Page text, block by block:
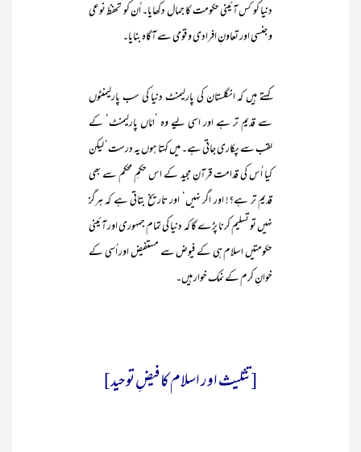
دنیا کو کس آئینی حکومت کا جمال دکھایا۔ اُن کو تحفظ نوعی
و جنسی اور تعاونِ افرادی و قومی سے آگاہ بنایا۔
کہتے ہیں کہ انگلستان کی پارلیمنٹ دنیا کی سب پارلیمنٹوں
سے قدیم تر ہے اور اسی لیے وہ ’امّاں پارلیمنٹ‘ کے
لقب سے پکاری جاتی ہے۔ میں کہتا ہوں یہ درست‘ لیکن
کیا اُس کی قدامت قرآنِ مجید کے اس حکمِ محکم سے بھی
قدیم تر ہے؟! اور اگر نہیں‘ اور تاریخ بتاتی ہے کہ ہرگز
نہیں تو تسلیم کرنا پڑے گا کہ دنیا کی تمام جمہوری اور آئینی
حکومتیں اسلام ہی کے فیوض سے مستفیض اور اُسی کے
خوانِ کرم کے نمک خوار ہیں۔
[تثلیث اور اسلام کا فیضِ توحید]